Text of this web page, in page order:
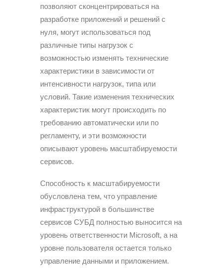
позволяют сконцентрироваться на
разработке приложений и решений с
нуля, могут использоваться под
различные типы нагрузок с
возможностью изменять технические
характеристики в зависимости от
интенсивности нагрузок, типа или
условий. Такие изменения технических
характеристик могут происходить по
требованию автоматически или по
регламенту, и эти возможности
описывают уровень масштабируемости
сервисов.
Способность к масштабируемости
обусловлена ​​тем, что управление
инфраструктурой в большинстве
сервисов СУБД полностью выносится на
уровень ответственности Microsoft, а на
уровне пользователя остается только
управление данными и приложением.